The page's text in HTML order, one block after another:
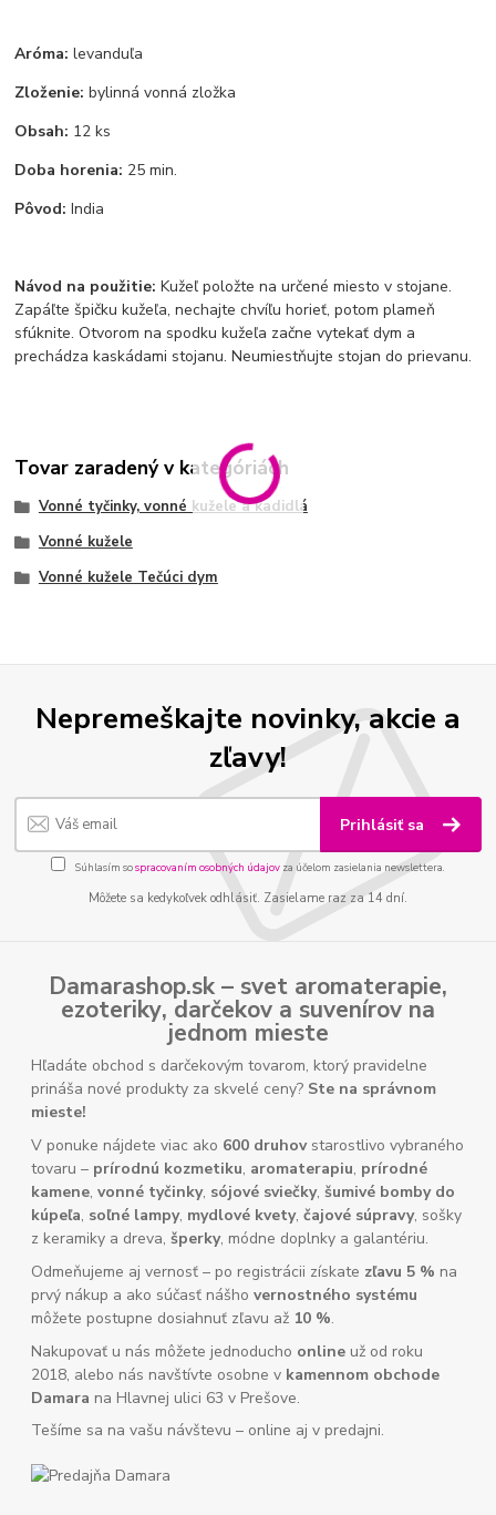
Aróma:levanduľa
Zloženie: bylinná vonná zložka
Obsah: 12 ks
Doba horenia: 25 min.
Pôvod: India
Návod na použitie:Kužeľ položte na určené miesto v stojane.
Zapáľte špičku kužeľa, nechajte chvíľu horieť, potom plameň
sfúknite. Otvorom na spodku kužeľa začne vytekať dym a
prechádza kaskádami stojanu. Neumiestňujte stojan do prievanu.
Tovar zaradený v kategóriách
Vonné tyčinky, vonné kužele a kadidlá
Vonné kužele
Vonné kužele Tečúci dym
Nepremeškajte novinky, akcie a
zľavy!
Prihlásiť sa
Súhlasím sospracovaním osobných údajov za účelom zasielania newslettera.
Môžete sa kedykoľvek odhlásiť. Zasielame raz za 14 dní.
Damarashop.sk – svet aromaterapie,
ezoteriky, darčekov a suvenírov na
jednom mieste
Hľadáte obchod s darčekovým tovarom, ktorý pravidelne
prináša nové produkty za skvelé ceny? Ste na správnom
mieste!
V ponuke nájdete viac ako 600 druhovstarostlivo vybraného
tovaru – prírodnú kozmetiku, aromaterapiu, prírodné
kamene,vonné tyčinky, sójové sviečky,šumivé bomby do
kúpeľa, soľné lampy, mydlové kvety,čajové súpravy, sošky
z keramiky a dreva,šperky, módne doplnky a galantériu.
Odmeňujeme aj vernosť – po registrácii získate zľavu 5 % na
prvý nákup a ako súčasť nášhovernostného systému
môžete postupne dosiahnuť zľavu až 10 %.
Nakupovať u nás môžete jednoducho online už od roku
2018, alebo nás navštívte osobne v kamennom obchode
Damara na Hlavnej ulici 63 v Prešove.
Tešíme sa na vašu návštevu – online aj v predajni.